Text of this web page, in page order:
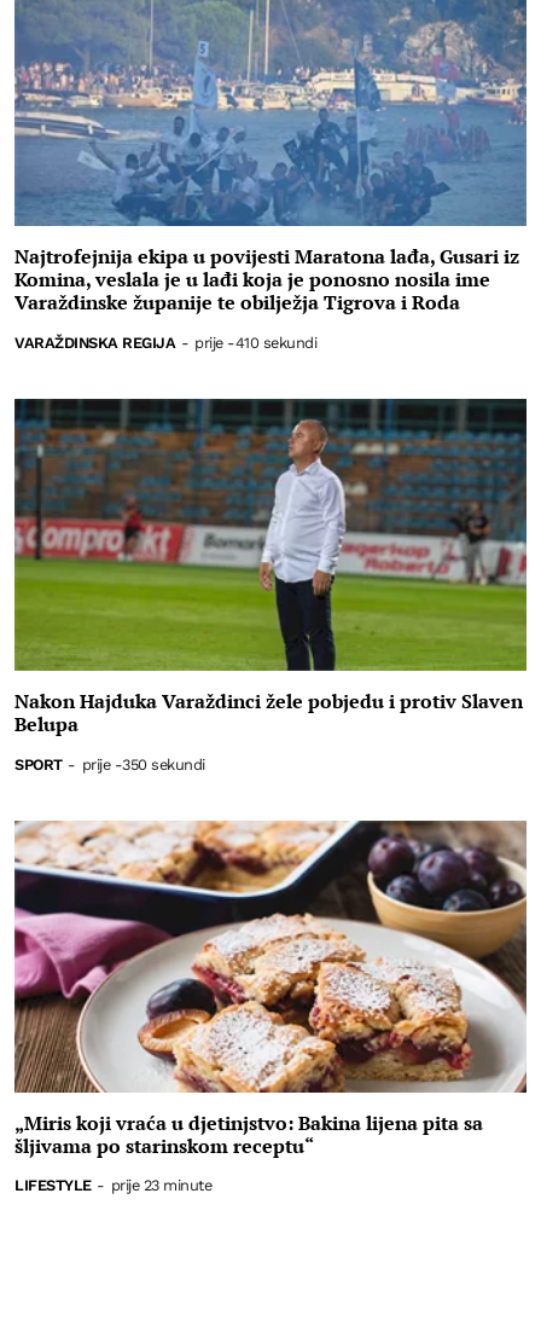
Najtrofejnija ekipa u povijesti Maratona lađa, Gusari iz
Komina, veslala je u lađi koja je ponosno nosila ime
Varaždinske županije te obilježja Tigrova i Roda
VARAŽDINSKA REGIJA - prije -410 sekundi
Nakon Hajduka Varaždinci žele pobjedu i protiv Slaven
Belupa
SPORT - prije -350 sekundi
„Miris koji vraća u djetinjstvo: Bakina lijena pita sa
šljivama po starinskom receptu“
LIFESTYLE - prije 23 minute